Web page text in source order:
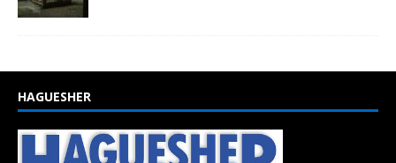
HAGUESHER